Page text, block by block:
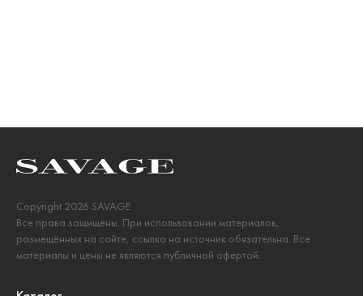
Copyright 2026 SAVAGE
Все права защищены. При использовании материалов,
размещённых на сайте, ссылка на источник обязательна. Все
материалы и цены не являются публичной офертой.